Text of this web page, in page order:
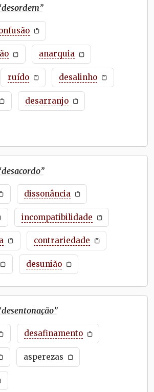
desordem”
anarquia
ruído desalinho
desarranjo
desacordo”
dissonância
incompatibilidade
contrariedade
desunião
desentonação”
desafinamento
asperezas